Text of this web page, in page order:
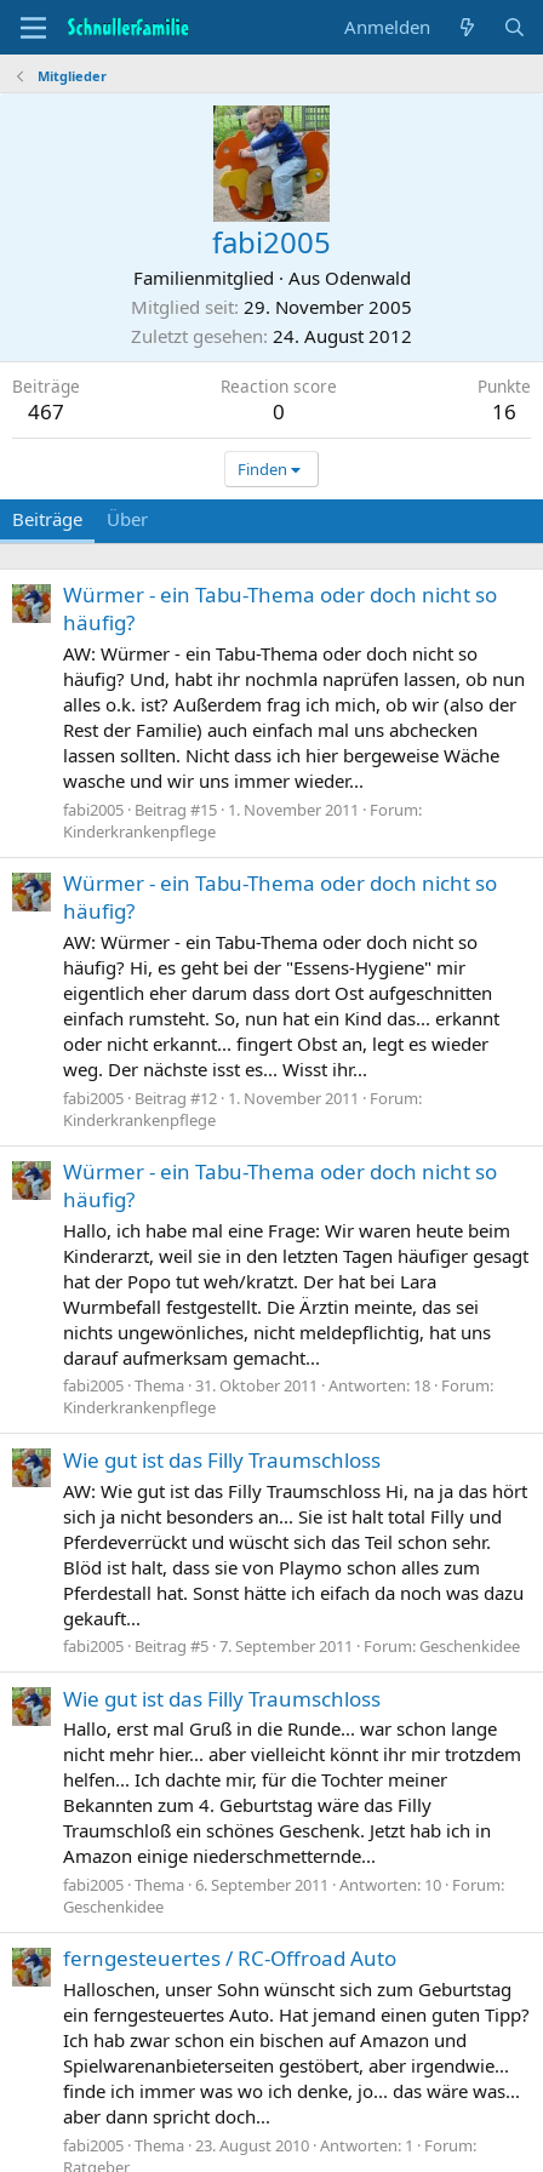
Anmelden
Mitglieder
fabi2005
Familienmitglied · Aus Odenwald
Mitglied seit 29. November 2005
Zuletzt gesehen 24. August 2012
Beiträge
467
Reaction score
0
Punkte
16
Finden
Beiträge Über
Würmer - ein Tabu-Thema oder doch nicht so
häufig?
AW: Würmer - ein Tabu-Thema oder doch nicht so
häufig? Und, habt ihr nochmla naprüfen lassen, ob nun
alles o.k. ist? Außerdem frag ich mich, ob wir (also der
Rest der Familie) auch einfach mal uns abchecken
lassen sollten. Nicht dass ich hier bergeweise Wäche
wasche und wir uns immer wieder...
fabi2005 Beitrag #15 1. November 2011
Forum:
Kinderkrankenpflege
Würmer - ein Tabu-Thema oder doch nicht so
häufig?
AW: Würmer - ein Tabu-Thema oder doch nicht so
häufig? Hi, es geht bei der "Essens-Hygiene" mir
eigentlich eher darum dass dort Ost aufgeschnitten
einfach rumsteht. So, nun hat ein Kind das... erkannt
oder nicht erkannt... fingert Obst an, legt es wieder
weg. Der nächste isst es... Wisst ihr...
fabi2005 Beitrag #12 1. November 2011
Forum:
Kinderkrankenpflege
Würmer - ein Tabu-Thema oder doch nicht so
häufig?
Hallo, ich habe mal eine Frage: Wir waren heute beim
Kinderarzt, weil sie in den letzten Tagen häufiger gesagt
hat der Popo tut weh/kratzt. Der hat bei Lara
Wurmbefall festgestellt. Die Ärztin meinte, das sei
nichts ungewönliches, nicht meldepflichtig, hat uns
darauf aufmerksam gemacht...
fabi2005 Thema 31. Oktober 2011 Antworten: 18 Forum:
Kinderkrankenpflege
Wie gut ist das Filly Traumschloss
AW: Wie gut ist das Filly Traumschloss Hi, na ja das hört
sich ja nicht besonders an... Sie ist halt total Filly und
Pferdeverrückt und wüscht sich das Teil schon sehr.
Blöd ist halt, dass sie von Playmo schon alles zum
Pferdestall hat. Sonst hätte ich eifach da noch was dazu
gekauft...
fabi2005 Beitrag #5 7. September 2011 Forum: Geschenkidee
Wie gut ist das Filly Traumschloss
Hallo, erst mal Gruß in die Runde... war schon lange
nicht mehr hier... aber vielleicht könnt ihr mir trotzdem
helfen... Ich dachte mir, für die Tochter meiner
Bekannten zum 4. Geburtstag wäre das Filly
Traumschloß ein schönes Geschenk. Jetzt hab ich in
Amazon einige niederschmetternde...
fabi2005 Thema 6. September 2011 Antworten: 10 Forum:
Geschenkidee
ferngesteuertes / RC-Offroad Auto
Halloschen, unser Sohn wünscht sich zum Geburtstag
ein ferngesteuertes Auto. Hat jemand einen guten Tipp?
Ich hab zwar schon ein bischen auf Amazon und
Spielwarenanbieterseiten gestöbert, aber irgendwie...
finde ich immer was wo ich denke, jo... das wäre was...
aber dann spricht doch...
fabi2005 Thema 23. August 2010 Antworten: 1
Forum:
Ratgeber